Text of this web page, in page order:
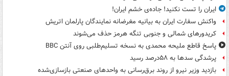
ایران را تست نکنید! جاده‌ی خشم ایران!
واکنش سفارت ایران به بیانیه مغرضانه نمایندگان پارلمان اتریش
کریدورهای شمالی و جنوبی تنگه هرمز حذف می‌شوند
پاسخ قاطع ملیحه محمدی به نسخه تسلیم‌طلبی روی آنتن BBC
پرشدگی سدها به ۵۸درصد رسید
بازدید وزیر نیرو از روند برق‌رسانی به واحدهای صنعتی بازسازی‌شده